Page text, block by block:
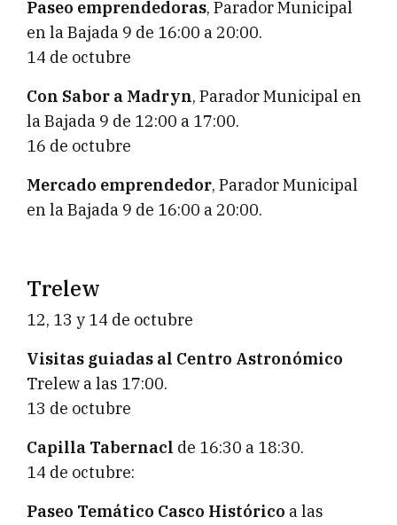
Paseo emprendedoras, Parador Municipal
en la Bajada 9 de 16:00 a 20:00.
14 de octubre
Con Sabor a Madryn, Parador Municipal en
la Bajada 9 de 12:00 a 17:00.
16 de octubre
Mercado emprendedor, Parador Municipal
en la Bajada 9 de 16:00 a 20:00.
Trelew
12, 13 y 14 de octubre
Visitas guiadas al Centro Astronómico
Trelew a las 17:00.
13 de octubre
Capilla Tabernacl de 16:30 a 18:30.
14 de octubre:
Paseo Temático Casco Histórico a las